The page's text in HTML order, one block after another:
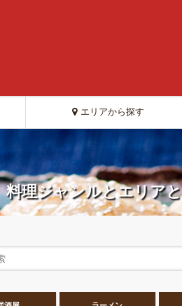
エリアから探す
料理ジャンルとエリア